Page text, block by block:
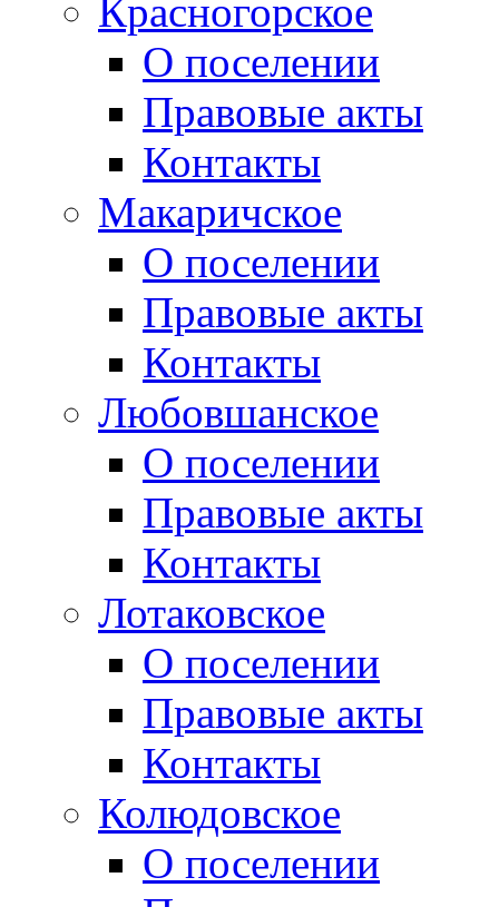
Красногорское
О поселении
Правовые акты
Контакты
Макаричское
О поселении
Правовые акты
Контакты
Любовшанское
О поселении
Правовые акты
Контакты
Лотаковское
О поселении
Правовые акты
Контакты
Колюдовское
О поселении